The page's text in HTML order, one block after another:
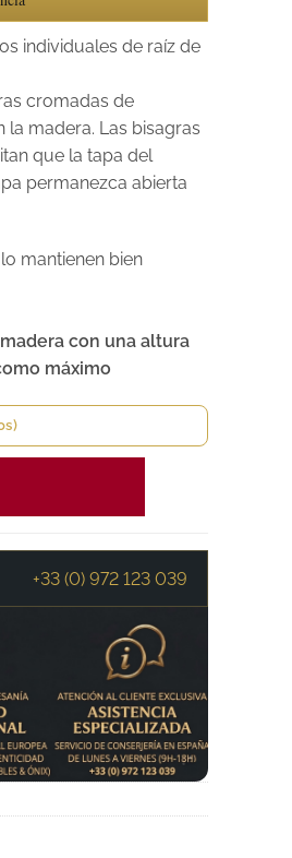
individuales de raíz de
cromadas de
madera. Las bisagras
que la tapa del
permanezca abierta
mantienen bien
con una altura
máximo
+33 (0) 972 123 039